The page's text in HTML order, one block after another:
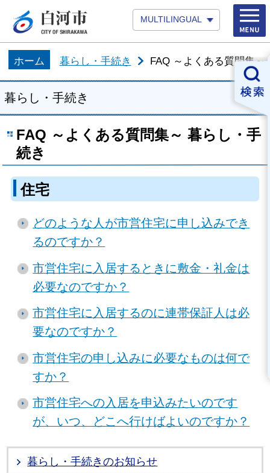
MULTILINGUAL
ホーム 暮らし・手続き FAQ ～よくある質問集～
暮らし・手続き
FAQ ～よくある質問集～ 暮らし・手
続き
住宅
どのような人が市営住宅に申し込みでき
るのですか？
市営住宅に入居するときに敷金・礼金は
必要なのですか？
市営住宅に入居するのに連帯保証人は必
要なのですか？
市営住宅の申し込みに必要なものは何で
すか？
市営住宅への入居を申込みたいのです
が、いつ、どこへ行けばよいのですか？
暮らし・手続きのお知らせ